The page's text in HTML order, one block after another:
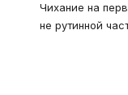
Чихание на
не рутинной